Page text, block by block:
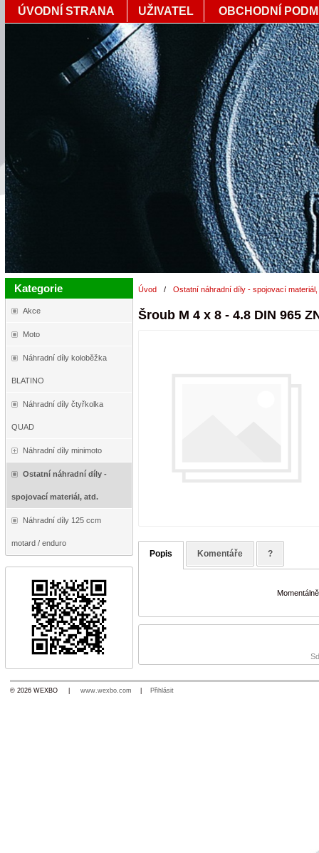
ÚVODNÍ STRANA UŽIVATEL OBCHODNÍ
Kategorie
Akce
Moto
Náhradní díly koloběžka
BLATINO
Náhradní díly čtyřkolka
QUAD
Náhradní díly minimoto
Ostatní náhradní díly -
spojovací materiál, atd.
Náhradní díly 125 ccm
motard / enduro
Úvod / Ostatní náhradní díly - spojovací materiál,
Šroub M 4 x 8 - 4.8 DIN 965
Popis Komentáře ?
© 2026 WEXBO | www.wexbo.com Přihlásit